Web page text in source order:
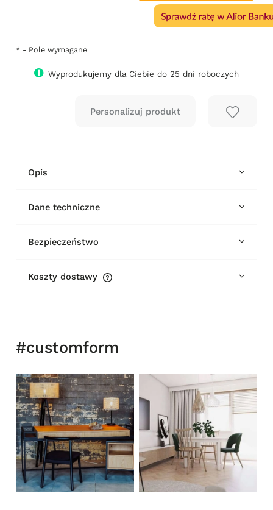
* - Pole wymagane
Wyprodukujemy dla Ciebie do 25 dni roboczych
Opis
Dane techniczne
Bezpieczeństwo
Koszty dostawy
#customform